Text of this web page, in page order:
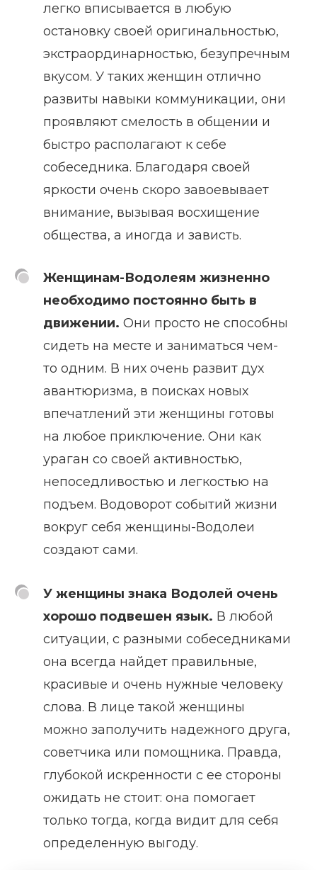
легко вписывается в любую
остановку своей оригинальностью,
экстраординарностью, безупречным
вкусом. У таких женщин отлично
развиты навыки коммуникации, они
проявляют смелость в общении и
быстро располагают к себе
собеседника. Благодаря своей
яркости очень скоро завоевывает
внимание, вызывая восхищение
общества, а иногда и зависть.
Женщинам-Водолеям жизненно
необходимо постоянно быть в
движении. Они просто не способны
сидеть на месте и заниматься чем-
то одним. В них очень развит дух
авантюризма, в поисках новых
впечатлений эти женщины готовы
на любое приключение. Они как
ураган со своей активностью,
непоседливостью и легкостью на
подъем. Водоворот событий жизни
вокруг себя женщины-Водолеи
создают сами.
У женщины знака Водолей очень
хорошо подвешен язык. В любой
ситуации, с разными собеседниками
она всегда найдет правильные,
красивые и очень нужные человеку
слова. В лице такой женщины
можно заполучить надежного друга,
советчика или помощника. Правда,
глубокой искренности с ее стороны
ожидать не стоит: она помогает
только тогда, когда видит для себя
определенную выгоду.